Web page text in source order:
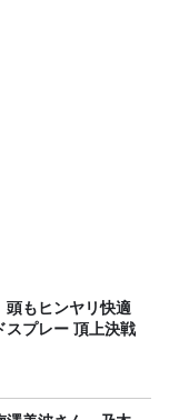
頭もヒンヤリ快適
スプレー 頂上決戦